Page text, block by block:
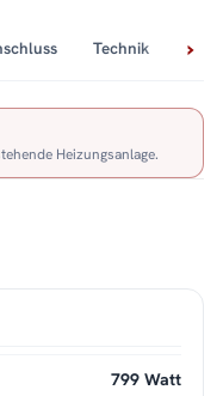
Technik
Heizungsanlage.
799 Watt